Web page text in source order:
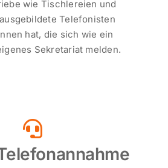
wie Tischlereien und
Telefonisten
hat, die sich wie ein
Sekretariat melden.